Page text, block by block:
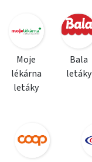
Moje
lékárna
letáky
Bala
letáky